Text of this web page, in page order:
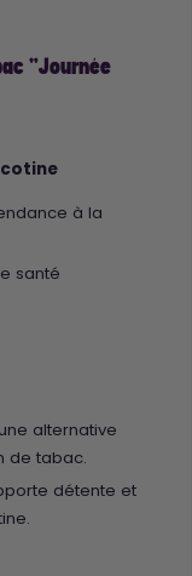
"Journée
à la
santé
alternative
de tabac.
détente et